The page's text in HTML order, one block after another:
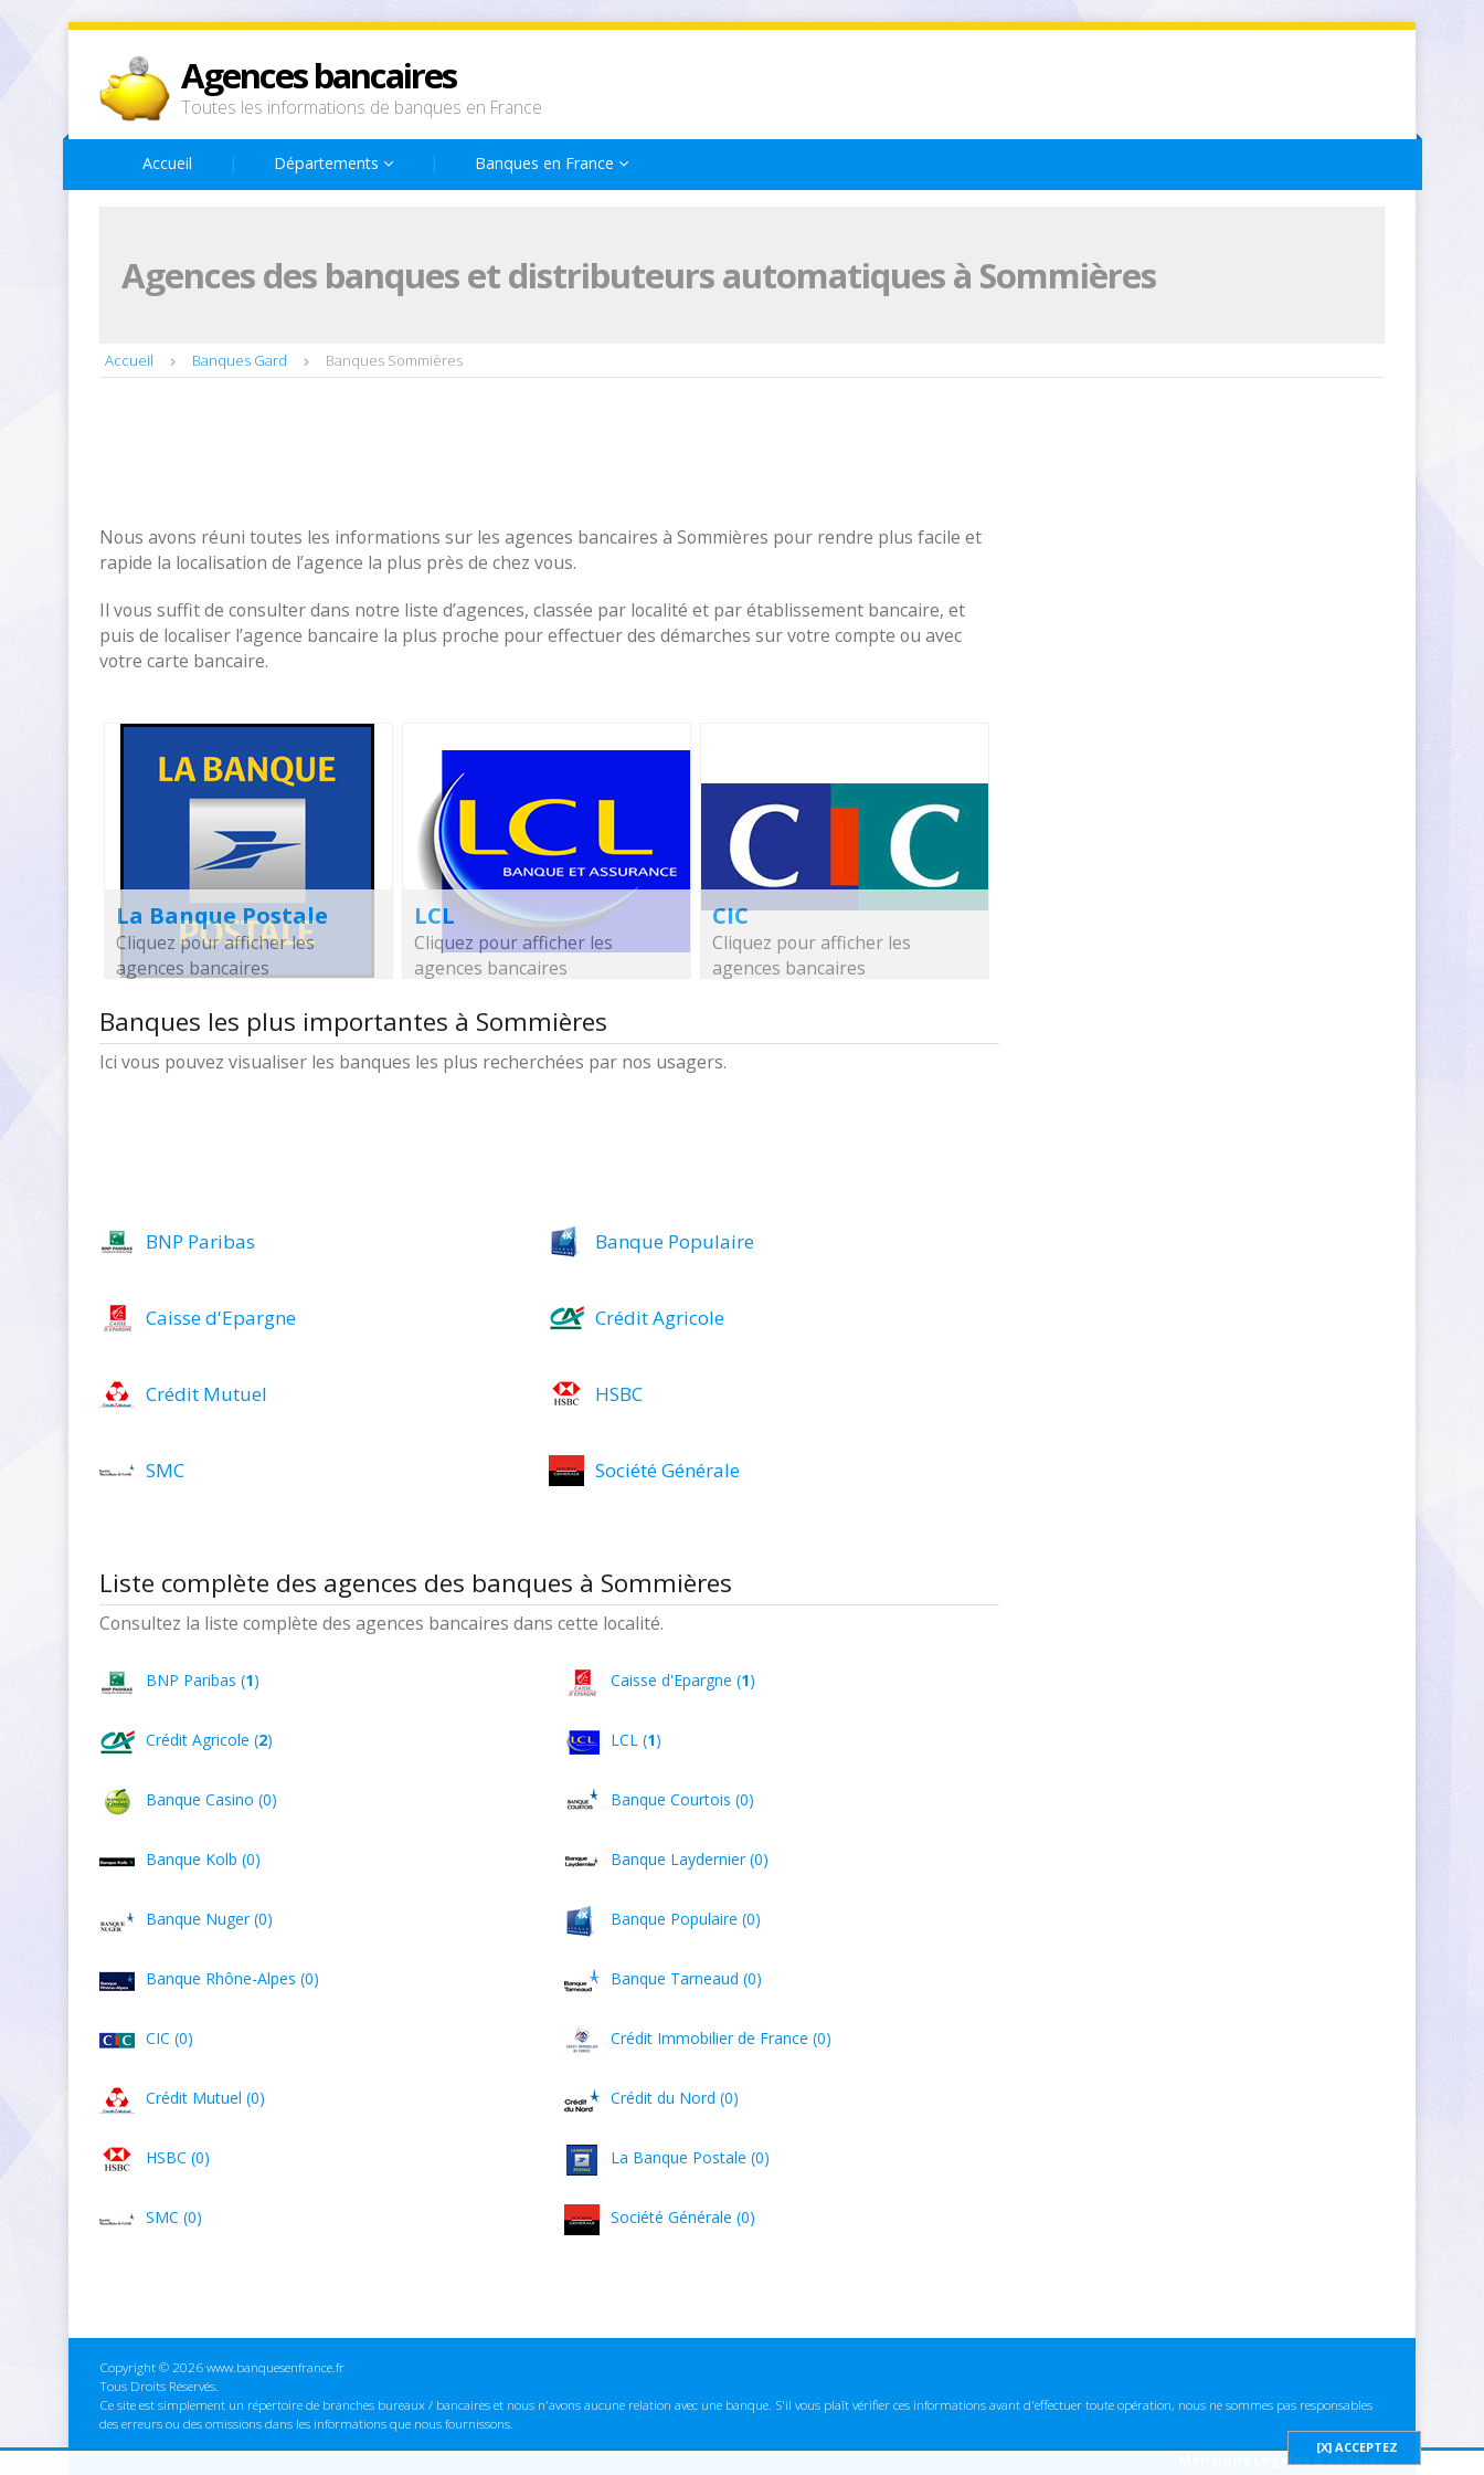
Agences bancaires
Toutes les informations de banques en France
Accueil Départements Banques en France
Agences des banques et distributeurs automatiques à Sommières
Accueil Banques Gard Banques Sommières
Nous avons réuni toutes les informations sur les agences bancaires à Sommières pour rendre plus facile et
rapide la localisation de l’agence la plus près de chez vous.
Il vous suffit de consulter dans notre liste d’agences, classée par localité et par établissement bancaire, et
puis de localiser l’agence bancaire la plus proche pour effectuer des démarches sur votre compte ou avec
votre carte bancaire.
La Banque Postale
Cliquez pour afficher les
agences bancaires
LCL
Cliquez pour afficher les
agences bancaires
CIC
Cliquez pour afficher les
agences bancaires
Banques les plus importantes à Sommières
Ici vous pouvez visualiser les banques les plus recherchées par nos usagers.
BNP Paribas Banque Populaire
Caisse d'Epargne Crédit Agricole
Crédit Mutuel HSBC
SMC Société Générale
Liste complète des agences des banques à Sommières
Consultez la liste complète des agences bancaires dans cette localité.
BNP Paribas (1) Caisse d'Epargne (1)
Crédit Agricole (2) LCL (1)
Banque Casino (0) Banque Courtois (0)
Banque Kolb (0) Banque Laydernier (0)
Banque Nuger (0) Banque Populaire (0)
Banque Rhône-Alpes (0) Banque Tarneaud (0)
CIC (0) Crédit Immobilier de France (0)
Crédit Mutuel (0) Crédit du Nord (0)
HSBC (0) La Banque Postale (0)
SMC (0) Société Générale (0)
Copyright © 2026 www.banquesenfrance.fr
Tous Droits Réservés.
Ce site est simplement un répertoire de branches bureaux / bancaires et nous n'avons aucune relation avec une banque. S'il vous plaît vérifier ces informations avant d'effectuer toute opération, nous ne sommes pas responsables
des erreurs ou des omissions dans les informations que nous fournissons.
Mentions Légales & cookies